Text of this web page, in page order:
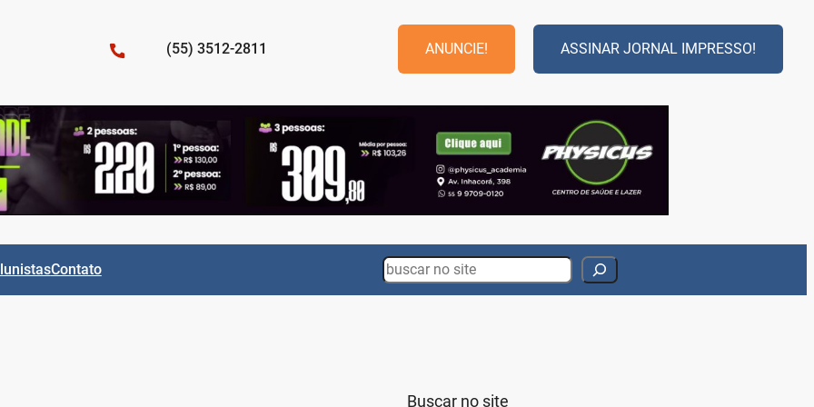
(55) 3512-2811 ANUNCIE! ASSINAR JORNAL IMPRESSO!
Contato Search
Buscar no site